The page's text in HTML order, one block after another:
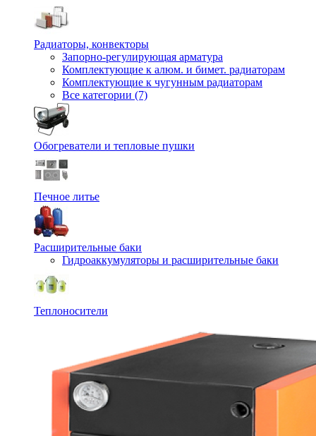
Радиаторы, конвекторы
Запорно-регулирующая арматура
Комплектующие к алюм. и бимет. радиаторам
Комплектующие к чугунным радиаторам
Все категории (7)
Обогреватели и тепловые пушки
Печное литье
Расширительные баки
Гидроаккумуляторы и расширительные баки
Теплоносители